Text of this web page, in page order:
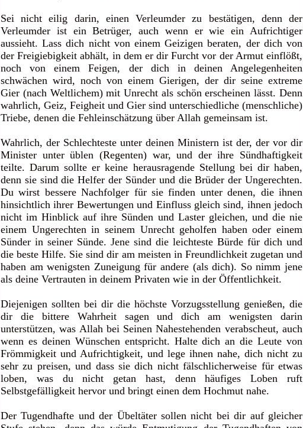
Sei nicht eilig darin, einen Verleumder zu bestätigen, denn der
Verleumder ist ein Betrüger, auch wenn er wie ein Aufrichtiger
aussieht. Lass dich nicht von einem Geizigen beraten, der dich von
der Freigiebigkeit abhält, in dem er dir Furcht vor der Armut einflößt,
noch von einem Feigen, der dich in deinen Angelegenheiten
schwächen wird, noch von einem Gierigen, der dir seine extreme
Gier (nach Weltlichem) mit Unrecht als schön erscheinen lässt. Denn
wahrlich, Geiz, Feigheit und Gier sind unterschiedliche (menschliche)
Triebe, denen die Fehleinschätzung über Allah gemeinsam ist.
Wahrlich, der Schlechteste unter deinen Ministern ist der, der vor dir
Minister unter üblen (Regenten) war, und der ihre Sündhaftigkeit
teilte. Darum sollte er keine herausragende Stellung bei dir haben,
denn sie sind die Helfer der Sünder und die Brüder der Ungerechten.
Du wirst bessere Nachfolger für sie finden unter denen, die ihnen
hinsichtlich ihrer Bewertungen und Einfluss gleich sind, ihnen jedoch
nicht im Hinblick auf ihre Sünden und Laster gleichen, und die nie
einem Ungerechten in seinem Unrecht geholfen haben oder einem
Sünder in seiner Sünde. Jene sind die leichteste Bürde für dich und
die beste Hilfe. Sie sind dir am meisten in Freundlichkeit zugetan und
haben am wenigsten Zuneigung für andere (als dich). So nimm jene
als deine Vertrauten in deinem Privaten wie in der Öffentlichkeit.
Diejenigen sollten bei dir die höchste Vorzugsstellung genießen, die
dir die bittere Wahrheit sagen und dich am wenigsten darin
unterstützen, was Allah bei Seinen Nahestehenden verabscheut, auch
wenn es deinen Wünschen entspricht. Halte dich an die Leute von
Frömmigkeit und Aufrichtigkeit, und lege ihnen nahe, dich nicht zu
sehr zu preisen, und dass sie dich nicht fälschlicherweise für etwas
loben, was du nicht getan hast, denn häufiges Loben ruft
Selbstgefälligkeit hervor und bringt einen dem Hochmut nahe.
Der Tugendhafte und der Übeltäter sollen nicht bei dir auf gleicher